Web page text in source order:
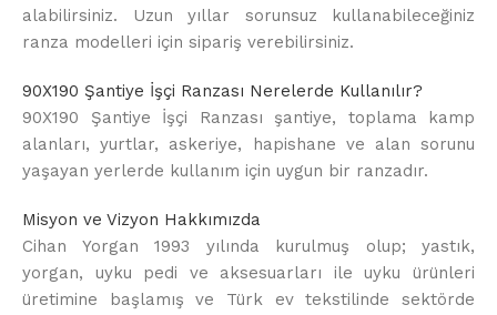
alabilirsiniz. Uzun yıllar sorunsuz kullanabileceğiniz
ranza modelleri için sipariş verebilirsiniz.
90X190 Şantiye İşçi Ranzası Nerelerde Kullanılır?
90X190 Şantiye İşçi Ranzası şantiye, toplama kamp
alanları, yurtlar, askeriye, hapishane ve alan sorunu
yaşayan yerlerde kullanım için uygun bir ranzadır.
Misyon ve Vizyon Hakkımızda
Cihan Yorgan 1993 yılında kurulmuş olup; yastık,
yorgan, uyku pedi ve aksesuarları ile uyku ürünleri
üretimine başlamış ve Türk ev tekstilinde sektörde